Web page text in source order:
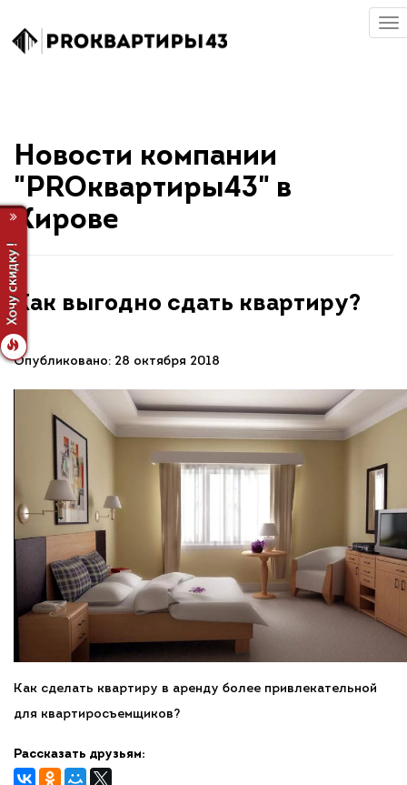
Новости компании
"PROквартиры43" в
Кирове
Как выгодно сдать квартиру?
Опубликовано: 28 октября 2018
Как сделать квартиру в аренду более привлекательной
для квартиросъемщиков?
Рассказать друзьям: